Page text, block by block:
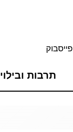
פייסבוק
תרבות ובילוי